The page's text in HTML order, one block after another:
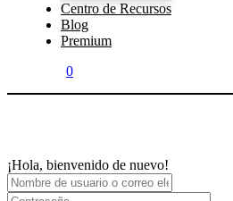
Centro de Recursos
Blog
Premium
0
¡Hola, bienvenido de nuevo!